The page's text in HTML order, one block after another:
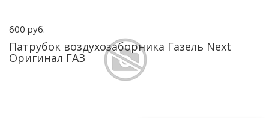
600 руб.
Патрубок воздухозаборника Газель Next
Оригинал ГАЗ